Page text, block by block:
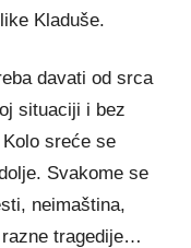
Kladuše.
davati od srca
situaciji i bez
sreće se
Svakome se
neimaština,
tragedije…